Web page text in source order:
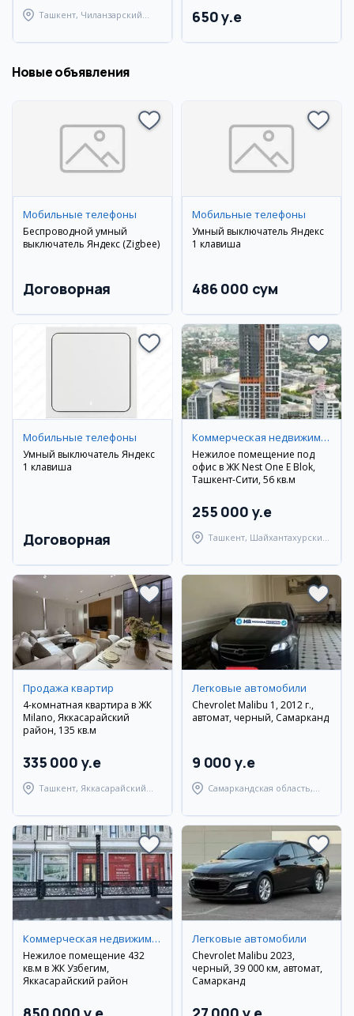
Ташкент, Чиланзарский
650 y.e
Новые объявления
Мобильные телефоны
Беспроводной умный
выключатель Яндекс (Zigbee)
Договорная
Мобильные телефоны
Умный выключатель Яндекс
1 клавиша
486 000 сум
Мобильные телефоны
Умный выключатель Яндекс
1 клавиша
Договорная
Коммерческая недвижимость
Нежилое помещение под
офис в ЖК Nest One E Blok,
Ташкент-Сити, 56 кв.м
255 000 y.e
Ташкент, Шайхантахурский
Продажа квартир
4-комнатная квартира в ЖК
Milano, Яккасарайский
район, 135 кв.м
335 000 y.e
Ташкент, Яккасарайский
Легковые автомобили
Chevrolet Malibu 1, 2012 г.,
автомат, черный, Самарканд
9 000 y.e
Самаркандская область,
Коммерческая недвижимость
Нежилое помещение 432
кв.м в ЖК Узбегим,
Яккасарайский район
Легковые автомобили
Chevrolet Malibu 2023,
черный, 39 000 км, автомат,
Самарканд